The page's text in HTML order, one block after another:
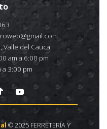
Valle del Cauca
am a 6:00 pm
a 3:00 pm
© 2025 FERRETERÍA Y